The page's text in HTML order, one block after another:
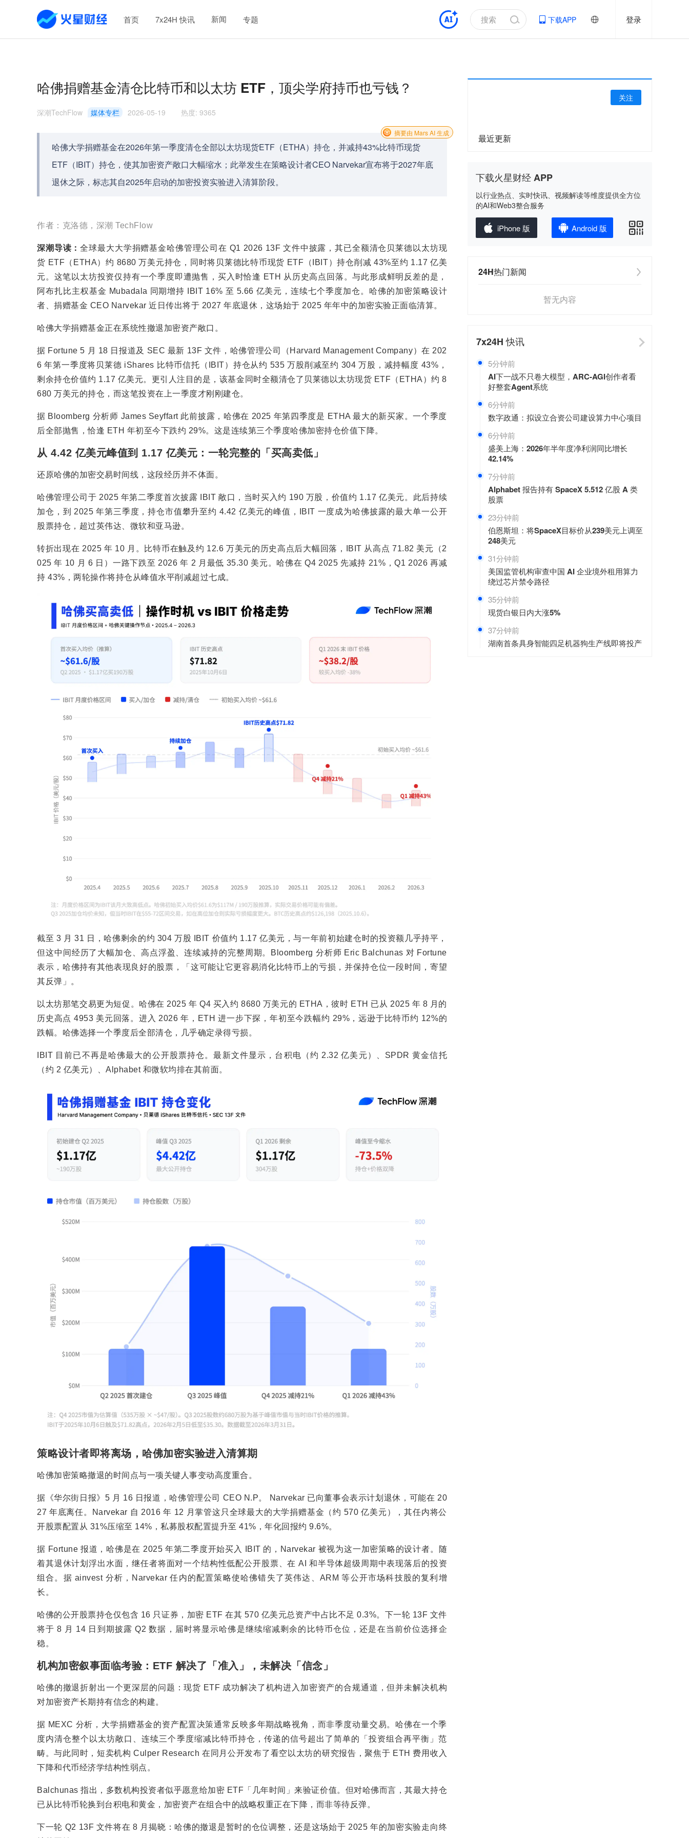
首页 7x24H 快讯 新闻 专题 下载APP 登录
哈佛捐赠基金清仓比特币和以太坊 ETF，顶尖学府持币也亏钱？
深潮TechFlow 媒体专栏 2026-05-19 热度: 9365
哈佛大学捐赠基金在2026年第一季度清仓全部以太坊现货ETF（ETHA）持仓，并减持43%比特币现货
ETF（IBIT）持仓，使其加密资产敞口大幅缩水；此举发生在策略设计者CEO Narvekar宣布将于2027年底
退休之际，标志其自2025年启动的加密投资实验进入清算阶段。
摘要由 Mars AI 生成
作者：克洛德，深潮 TechFlow
深潮导读：全球最大大学捐赠基金哈佛管理公司在 Q1 2026 13F 文件中披露，其已全额清仓贝莱德以太坊现
货 ETF（ETHA）约 8680 万美元持仓，同时将贝莱德比特币现货 ETF（IBIT）持仓削减 43%至约 1.17 亿美
元。这笔以太坊投资仅持有一个季度即遭抛售，买入时恰逢 ETH 从历史高点回落。与此形成鲜明反差的是，
阿布扎比主权基金 Mubadala 同期增持 IBIT 16% 至 5.66 亿美元，连续七个季度加仓。哈佛的加密策略设计
者、捐赠基金 CEO Narvekar 近日传出将于 2027 年底退休，这场始于 2025 年年中的加密实验正面临清算。
哈佛大学捐赠基金正在系统性撤退加密资产敞口。
据 Fortune 5 月 18 日报道及 SEC 最新 13F 文件，哈佛管理公司（Harvard Management Company）在 202
6 年第一季度将贝莱德 iShares 比特币信托（IBIT）持仓从约 535 万股削减至约 304 万股，减持幅度 43%，
剩余持仓价值约 1.17 亿美元。更引人注目的是，该基金同时全额清仓了贝莱德以太坊现货 ETF（ETHA）约 8
680 万美元的持仓，而这笔投资在上一季度才刚刚建仓。
据 Bloomberg 分析师 James Seyffart 此前披露，哈佛在 2025 年第四季度是 ETHA 最大的新买家。一个季度
后全部抛售，恰逢 ETH 年初至今下跌约 29%。这是连续第三个季度哈佛加密持仓价值下降。
从 4.42 亿美元峰值到 1.17 亿美元：一轮完整的「买高卖低」
还原哈佛的加密交易时间线，这段经历并不体面。
哈佛管理公司于 2025 年第二季度首次披露 IBIT 敞口，当时买入约 190 万股，价值约 1.17 亿美元。此后持续
加仓，到 2025 年第三季度，持仓市值攀升至约 4.42 亿美元的峰值，IBIT 一度成为哈佛披露的最大单一公开
股票持仓，超过英伟达、微软和亚马逊。
转折出现在 2025 年 10 月。比特币在触及约 12.6 万美元的历史高点后大幅回落，IBIT 从高点 71.82 美元（2
025 年 10 月 6 日）一路下跌至 2026 年 2 月最低 35.30 美元。哈佛在 Q4 2025 先减持 21%，Q1 2026 再减
持 43%，两轮操作将持仓从峰值水平削减超过七成。
截至 3 月 31 日，哈佛剩余的约 304 万股 IBIT 价值约 1.17 亿美元，与一年前初始建仓时的投资额几乎持平，
但这中间经历了大幅加仓、高点浮盈、连续减持的完整周期。Bloomberg 分析师 Eric Balchunas 对 Fortune
表示，哈佛持有其他表现良好的股票，「这可能让它更容易消化比特币上的亏损，并保持仓位一段时间，寄望
其反弹」。
以太坊那笔交易更为短促。哈佛在 2025 年 Q4 买入约 8680 万美元的 ETHA，彼时 ETH 已从 2025 年 8 月的
历史高点 4953 美元回落。进入 2026 年，ETH 进一步下探，年初至今跌幅约 29%，远逊于比特币约 12%的
跌幅。哈佛选择一个季度后全部清仓，几乎确定录得亏损。
IBIT 目前已不再是哈佛最大的公开股票持仓。最新文件显示，台积电（约 2.32 亿美元）、SPDR 黄金信托
（约 2 亿美元）、Alphabet 和微软均排在其前面。
策略设计者即将离场，哈佛加密实验进入清算期
哈佛加密策略撤退的时间点与一项关键人事变动高度重合。
据《华尔街日报》5 月 16 日报道，哈佛管理公司 CEO N.P。 Narvekar 已向董事会表示计划退休，可能在 20
27 年底离任。Narvekar 自 2016 年 12 月掌管这只全球最大的大学捐赠基金（约 570 亿美元），其任内将公
开股票配置从 31%压缩至 14%，私募股权配置提升至 41%，年化回报约 9.6%。
据 Fortune 报道，哈佛是在 2025 年第二季度开始买入 IBIT 的，Narvekar 被视为这一加密策略的设计者。随
着其退休计划浮出水面，继任者将面对一个结构性低配公开股票、在 AI 和半导体超级周期中表现落后的投资
组合。据 ainvest 分析，Narvekar 任内的配置策略使哈佛错失了英伟达、ARM 等公开市场科技股的复利增
长。
哈佛的公开股票持仓仅包含 16 只证券，加密 ETF 在其 570 亿美元总资产中占比不足 0.3%。下一轮 13F 文件
将于 8 月 14 日到期披露 Q2 数据，届时将显示哈佛是继续缩减剩余的比特币仓位，还是在当前价位选择企
稳。
机构加密叙事面临考验：ETF 解决了「准入」，未解决「信念」
哈佛的撤退折射出一个更深层的问题：现货 ETF 成功解决了机构进入加密资产的合规通道，但并未解决机构
对加密资产长期持有信念的构建。
据 MEXC 分析，大学捐赠基金的资产配置决策通常反映多年期战略视角，而非季度动量交易。哈佛在一个季
度内清仓整个以太坊敞口、连续三个季度缩减比特币持仓，传递的信号超出了简单的「投资组合再平衡」范
畴。与此同时，短卖机构 Culper Research 在同月公开发布了看空以太坊的研究报告，聚焦于 ETH 费用收入
下降和代币经济学结构性弱点。
Balchunas 指出，多数机构投资者似乎愿意给加密 ETF「几年时间」来验证价值。但对哈佛而言，其最大持仓
已从比特币轮换到台积电和黄金，加密资产在组合中的战略权重正在下降，而非等待反弹。
下一轮 Q2 13F 文件将在 8 月揭晓：哈佛的撤退是暂时的仓位调整，还是这场始于 2025 年的加密实验走向终
关注
最近更新
下载火星财经 APP
以行业热点、实时快讯、视频解读等维度提供全方位
的AI和Web3整合服务
iPhone 版 Android 版
24H热门新闻
暂无内容
7x24H快讯
5分钟前
AI下一战不只卷大模型，ARC-AGI创作者看
好整套Agent系统
6分钟前
数字政通：拟设立合资公司建设算力中心项目
6分钟前
盛美上海：2026年半年度净利润同比增长
42.14%
7分钟前
Alphabet 报告持有 SpaceX 5.512 亿股 A 类
股票
23分钟前
伯恩斯坦：将SpaceX目标价从239美元上调至
248美元
31分钟前
美国监管机构审查中国 AI 企业境外租用算力
绕过芯片禁令路径
35分钟前
现货白银日内大涨5%
37分钟前
湖南首条具身智能四足机器狗生产线即将投产